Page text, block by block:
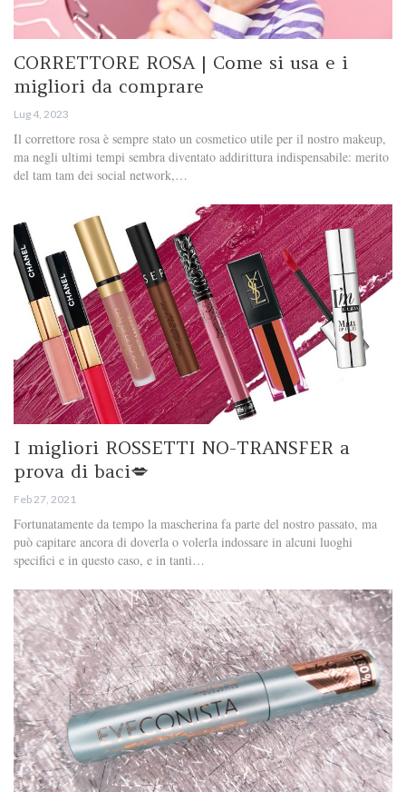
CORRETTORE ROSA | Come si usa e i
migliori da comprare
Lug 4, 2023
Il correttore rosa è sempre stato un cosmetico utile per il nostro makeup,
ma negli ultimi tempi sembra diventato addirittura indispensabile: merito
del tam tam dei social network,…
I migliori ROSSETTI NO-TRANSFER a
prova di baci💋
Feb 27, 2021
Fortunatamente da tempo la mascherina fa parte del nostro passato, ma
può capitare ancora di doverla o volerla indossare in alcuni luoghi
specifici e in questo caso, e in tanti…